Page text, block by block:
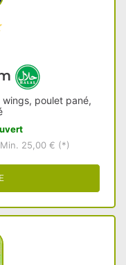
poulet pané,
Min. 25,00 € (*)